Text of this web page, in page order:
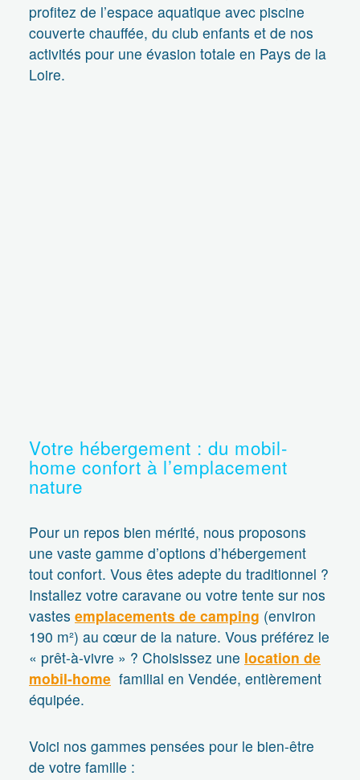
profitez de l’espace aquatique avec piscine
couverte chauffée, du club enfants et de nos
activités pour une évasion totale en Pays de la
Loire.
Votre hébergement : du mobil-
home confort à l’emplacement
nature
Pour un repos bien mérité, nous proposons
une vaste gamme d’options d’hébergement
tout confort. Vous êtes adepte du traditionnel ?
Installez votre caravane ou votre tente sur nos
vastes emplacements de camping (environ
190 m²) au cœur de la nature. Vous préférez le
« prêt-à-vivre » ? Choisissez une location de
mobil-home familial en Vendée, entièrement
équipée.
Voici nos gammes pensées pour le bien-être
de votre famille :